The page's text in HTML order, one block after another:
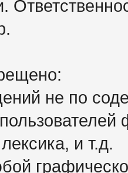
не по
и т.д.